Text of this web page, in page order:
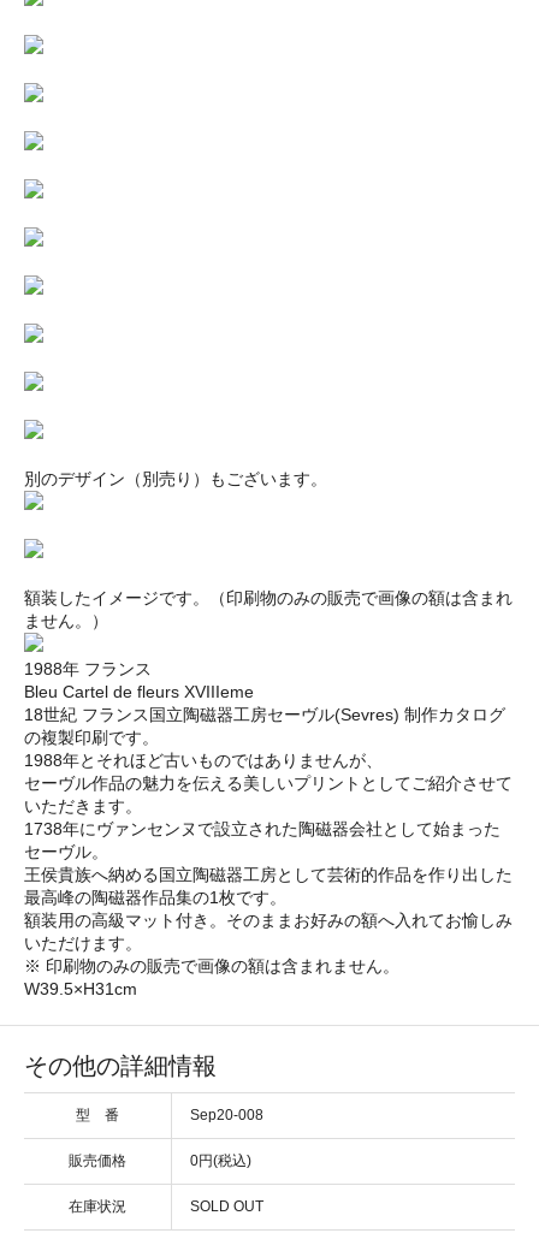
別のデザイン（別売り）もございます。
額装したイメージです。（印刷物のみの販売で画像の額は含まれ
ません。）
1988年 フランス
Bleu Cartel de fleurs XVIIIeme
18世紀 フランス国立陶磁器工房セーヴル(Sevres) 制作カタログ
の複製印刷です。
1988年とそれほど古いものではありませんが、
セーヴル作品の魅力を伝える美しいプリントとしてご紹介させて
いただきます。
1738年にヴァンセンヌで設立された陶磁器会社として始まった
セーヴル。
王侯貴族へ納める国立陶磁器工房として芸術的作品を作り出した
最高峰の陶磁器作品集の1枚です。
額装用の高級マット付き。そのままお好みの額へ入れてお愉しみ
いただけます。
※ 印刷物のみの販売で画像の額は含まれません。
W39.5×H31cm
その他の詳細情報
型 番 Sep20-008
販売価格 0円(税込)
在庫状況 SOLD OUT